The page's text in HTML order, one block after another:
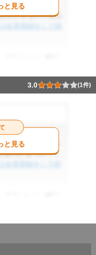
使用量がすぐに
求が来るので支払
と見る
3.0 (1件)
話になることはあ
案内が送られてく
と見る